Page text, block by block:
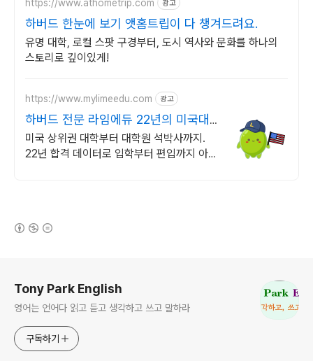
https://www.athometrip.com 광고
하버드 한눈에 보기 앳홈트립이 다 챙겨드려요.
유명 대학, 로컬 스팟 구경부터, 도시 역사와 문화를 하나의
스토리로 깊이있게!
https://www.mylimeedu.com 광고
하버드 전문 라임에듀 22년의 미국대
학 합격데이터
미국 상위권 대학부터 대학원 석박사까지.
22년 합격 데이터로 입학부터 편입까지 아이
Tony Park English
영어는 언어다 읽고 듣고 생각하고 쓰고 말하라
구독하기